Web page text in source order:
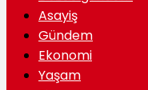
Asayiş
Gündem
Ekonomi
Yaşam